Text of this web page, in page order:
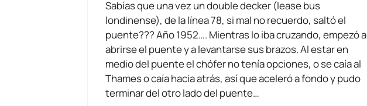
Sabías que una vez un double decker (lease bus
londinense), de la línea 78, si mal no recuerdo, saltó el
puente??? Año 1952…. Mientras lo iba cruzando, empezó a
abrirse el puente y a levantarse sus brazos. Al estar en
medio del puente el chófer no tenía opciones, o se caía al
Thames o caía hacia atrás, así que aceleró a fondo y pudo
terminar del otro lado del puente…